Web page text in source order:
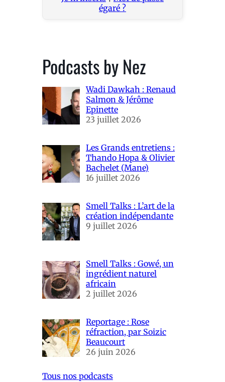
égaré ?
Podcasts by Nez
Wadi Dawkah : Renaud
Salmon & Jérôme
Epinette
23 juillet 2026
Les Grands entretiens :
Thando Hopa & Olivier
Bachelet (Mane)
16 juillet 2026
Smell Talks : L’art de la
création indépendante
9 juillet 2026
Smell Talks : Gowé, un
ingrédient naturel
africain
2 juillet 2026
Reportage : Rose
réfraction, par Soizic
Beaucourt
26 juin 2026
Tous nos podcasts